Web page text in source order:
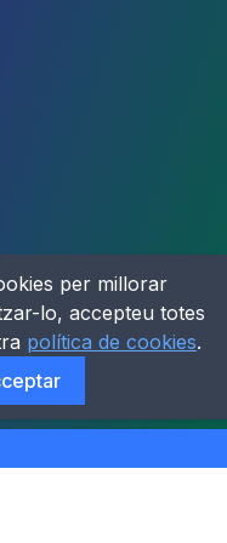
per millorar
lo, accepteu totes
política de cookies.